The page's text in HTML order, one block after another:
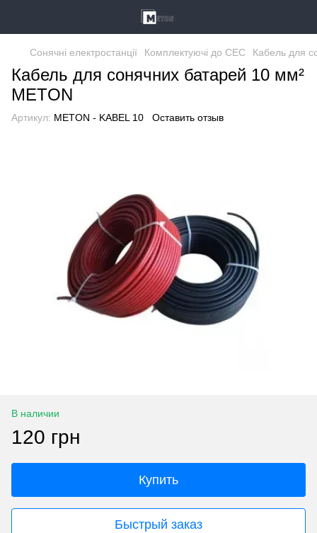
Сонячні електростанції Комплектуючі до СЕС Кабель для
Кабель для сонячних батарей 10 мм²
METON
Артикул: METON - KABEL 10 Оставить отзыв
В наличии
120 грн
Купить
Быстрый заказ